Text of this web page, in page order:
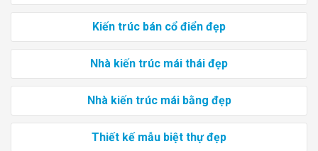
Kiến trúc bán cổ điển đẹp
Nhà kiến trúc mái thái đẹp
Nhà kiến trúc mái bằng đẹp
Thiết kế mẫu biệt thự đẹp